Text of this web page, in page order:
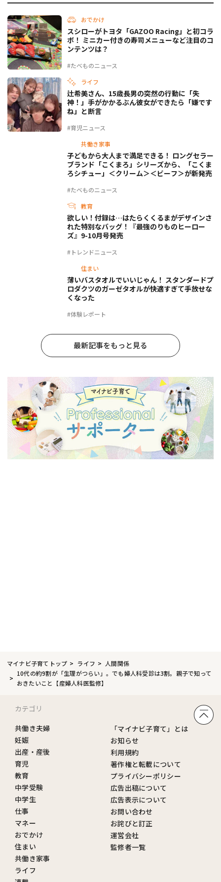
おでかけ
#たべものニュース
スシローがトヨタ「GAZOO Racing」と初コラ
ボ！ ミニカー付きの寿司メニューなど注目のコ
ンテンツは？
ライフ
#育児ニュース
辻希美さん、15歳長男の突然の行動に「失
神！」手がかかるぶん彼女ができたら「嫌です
ね」と断言
共働き家事
#たべものニュース
子どもから大人まで満足できる！ ロングセラー
ブランド「こくまろ」シリーズから、「こくま
ろシチュー」＜クリーム＞＜ビーフ＞が新発売
教育
#トレンドニュース
欲しい！付録は…はたらくくるまがデザインさ
れた特別なバッグ！『最強のりものヒーロー
ズ』9-10月号発売
住まい
#体験レポート
薄いバスタオルでいいじゃん！ スタンダードプ
ロダクツのガーゼタオルが快適すぎて手放せな
くなった
最新記事をもっと見る
マイナビ子育てトップ ライフ
人間関係
10代の約9割が「生理がつらい」。でも婦人科受診は3割。親子で知って
おきたいこと【産婦人科医監修】
カテゴリ
共働き夫婦
妊娠
出産・産後
育児
教育
中学受験
中学生
仕事
マネー
おでかけ
住まい
共働き家事
ライフ
「マイナビ子育て」とは
お知らせ
利用規約
著作権と転載について
プライバシーポリシー
広告出稿について
広告表示について
お問い合わせ
お詫びと訂正
運営会社
監修者一覧